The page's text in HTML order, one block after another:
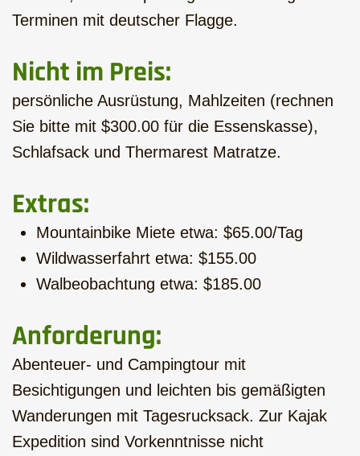
Terminen mit deutscher Flagge.
Nicht im Preis:
persönliche Ausrüstung, Mahlzeiten (rechnen
Sie bitte mit $300.00 für die Essenskasse),
Schlafsack und Thermarest Matratze.
Extras:
Mountainbike Miete etwa: $65.00/Tag
Wildwasserfahrt etwa: $155.00
Walbeobachtung etwa: $185.00
Anforderung:
Abenteuer- und Campingtour mit
Besichtigungen und leichten bis gemäßigten
Wanderungen mit Tagesrucksack. Zur Kajak
Expedition sind Vorkenntnisse nicht